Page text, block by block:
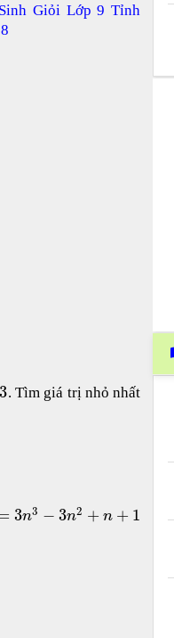
Giỏi Lớp 9 Tỉnh
3. Tìm giá trị nhỏ nhất
3n3 − 3n2 + n + 1